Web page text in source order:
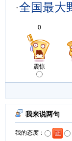
·全国最大
0
震惊